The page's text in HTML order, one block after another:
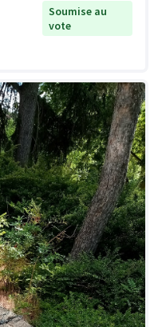
Soumise au
vote